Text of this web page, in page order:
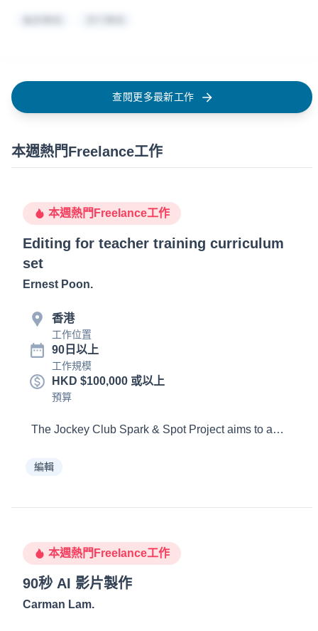
查閱更多最新工作
本週熱門Freelance工作
本週熱門Freelance工作
Editing for teacher training curriculum
set
Ernest Poon.
香港
工作位置
90日以上
工作規模
HKD $100,000 或以上
預算
編輯
本週熱門Freelance工作
90秒 AI 影片製作
Carman Lam.